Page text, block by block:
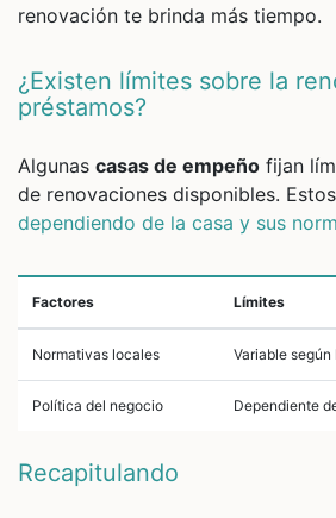
renovación te brinda más tiempo.
¿Existen límites sobre la renovación de
préstamos?
Algunas casas de empeño fijan
de renovaciones disponibles.
dependiendo de la casa y sus
Factores Límites
Normativas locales Variable según
Política del negocio Dependiente
Recapitulando